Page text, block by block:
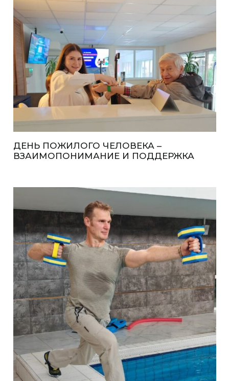
ДЕНЬ ПОЖИЛОГО ЧЕЛОВЕКА –
ВЗАИМОПОНИМАНИЕ И ПОДДЕРЖКА